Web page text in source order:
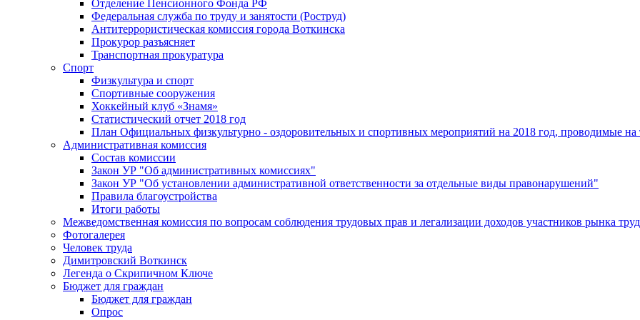
Отделение Пенсионного Фонда РФ
Федеральная служба по труду и занятости (Роструд)
Антитеррористическая комиссия города Воткинска
Прокурор разъясняет
Транспортная прокуратура
Спорт
Физкультура и спорт
Спортивные сооружения
Хоккейный клуб «Знамя»
Статистический отчет 2018 год
План Официальных физкультурно - оздоровительных и спортивных мероприятий на 2018 год, проводимые
Административная комиссия
Состав комиссии
Закон УР "Об административных комиссиях"
Закон УР "Об установлении административной ответственности за отдельные виды правонарушений"
Правила благоустройства
Итоги работы
Межведомственная комиссия по вопросам соблюдения трудовых прав и легализации доходов участников рынка
Фотогалерея
Человек труда
Димитровский Воткинск
Легенда о Скрипичном Ключе
Бюджет для граждан
Бюджет для граждан
Опрос